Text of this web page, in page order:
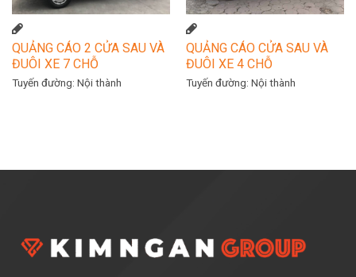
QUẢNG CÁO 2 CỬA SAU VÀ
ĐUÔI XE 7 CHỖ
Tuyến đường: Nội thành
QUẢNG CÁO CỬA SAU VÀ
ĐUÔI XE 4 CHỖ
Tuyến đường: Nội thành